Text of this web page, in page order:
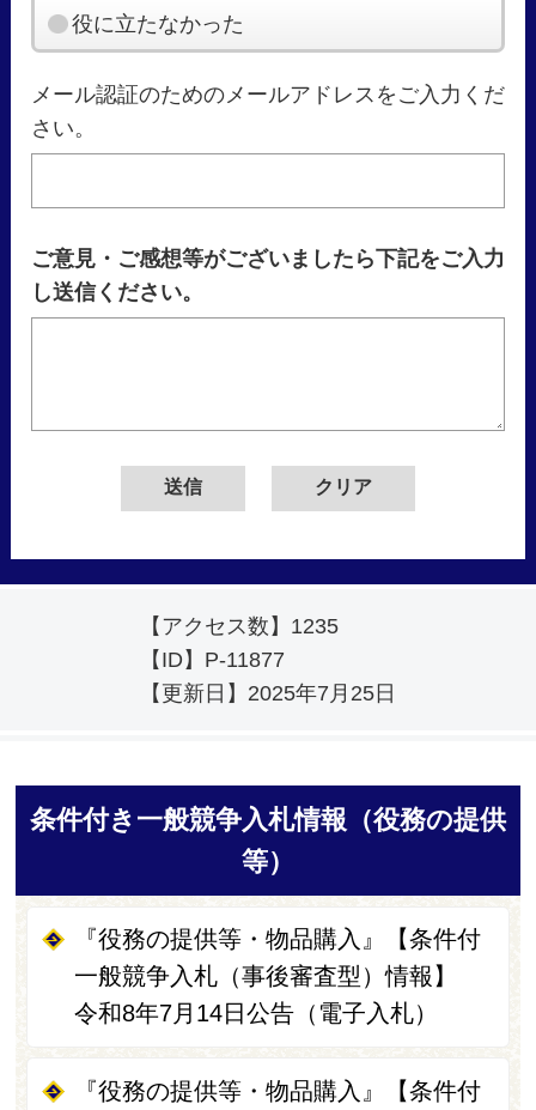
役に立たなかった
メール認証のためのメールアドレスをご入力くだ
さい。
ご意見・ご感想等がございましたら下記をご入力
し送信ください。
【アクセス数】 1235
【ID】 P-11877
【更新日】 2025年7月25日
条件付き一般競争入札情報（役務の提供
等）
『役務の提供等・物品購入』【条件付
一般競争入札（事後審査型）情報】
令和8年7月14日公告（電子入札）
『役務の提供等・物品購入』【条件付